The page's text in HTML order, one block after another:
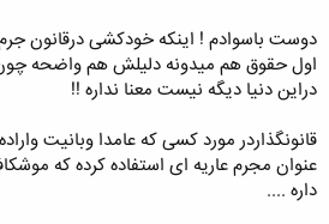
دوست باسوادم ! اینکه خودکشی درقانون
اول حقوق هم میدونه دلیلش هم واضحه
دراین دنیا دیگه نیست معنا نداره !!
قانونگذاردر مورد کسی که عامدا وبانیت
عنوان مجرم عاریه ای استفاده کرده که
داره ....